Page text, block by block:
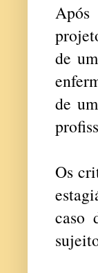
Após
de
de
Os
caso